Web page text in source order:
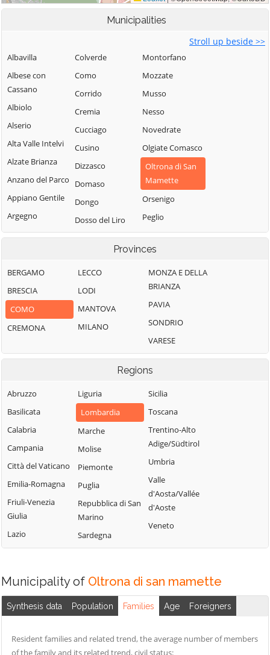
Municipalities
Stroll up beside >>
Albavilla
Albese con
Cassano
Albiolo
Alserio
Alta Valle Intelvi
Alzate Brianza
Anzano del Parco
Appiano Gentile
Argegno
Arosio
Barni
Bellagio
Bene Lario
Beregazzo con
Binago
Blessagno
Blevio
Bregnano
Brenna
Brienno
Brunate
Bulgarograsso
Cabiate
Cadorago
Canzo
Intimiano
Colverde
Como
Corrido
Cremia
Cucciago
Cusino
Dizzasco
Domaso
Dongo
Dosso del Liro
Erba
Faggeto Lario
Faloppio
Fenegrò
Figino Serenza
Grandate
Grandola ed Uniti
Gravedona ed
Uniti
Griante
Guanzate
Inverigo
Laglio
Laino
Lasnigo
Lezzeno
Limido Comasco
Livo
Montorfano
Mozzate
Musso
Nesso
Novedrate
Olgiate Comasco
Oltrona di San
Mamette
Orsenigo
Peglio
Pianello del Lario
Pigra
Plesio
Pognana Lario
Ponna
Ponte Lambro
Porlezza
Proserpio
Rezzago
Rodero
Rovellasca
Rovello Porro
San Bartolomeo
Val Cavargna
San Nazzaro Val
San Siro
Schignano
Solbiate con
Cagno
Provinces
BERGAMO
BRESCIA
COMO
CREMONA
LECCO
LODI
MANTOVA
MILANO
MONZA E DELLA
BRIANZA
PAVIA
SONDRIO
VARESE
Regions
Abruzzo
Basilicata
Calabria
Campania
Città del Vaticano
Emilia-Romagna
Friuli-Venezia
Giulia
Lazio
Liguria
Lombardia
Marche
Molise
Piemonte
Puglia
Repubblica di San
Marino
Sardegna
Sicilia
Toscana
Trentino-Alto
Adige/Südtirol
Umbria
Valle
d'Aosta/Vallée
d'Aoste
Veneto
Municipality of Oltrona di san mamette
Synthesis data Population Families Age Foreigners
Resident families and related trend, the average number of members
of the family and its related trend, civil status: